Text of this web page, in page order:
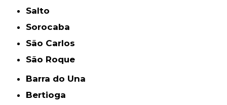
Salto
Sorocaba
São Carlos
São Roque
Barra do Una
Bertioga